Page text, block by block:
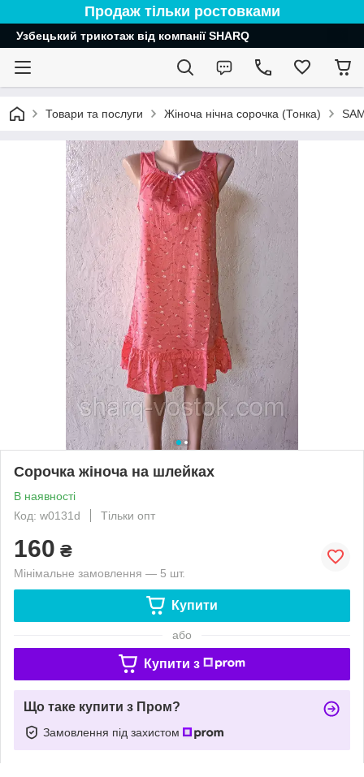
Продаж тільки ростовками
Узбецький трикотаж від компанії SHARQ
Товари та послуги Жіноча нічна сорочка (Тонка)
Сорочка жіноча на шлейках
В наявності
Код: w0131d
Тільки опт
160 ₴
Мінімальне замовлення — 5 шт.
Купити
або
Купити з
Що таке купити з Пром?
Замовлення під захистом